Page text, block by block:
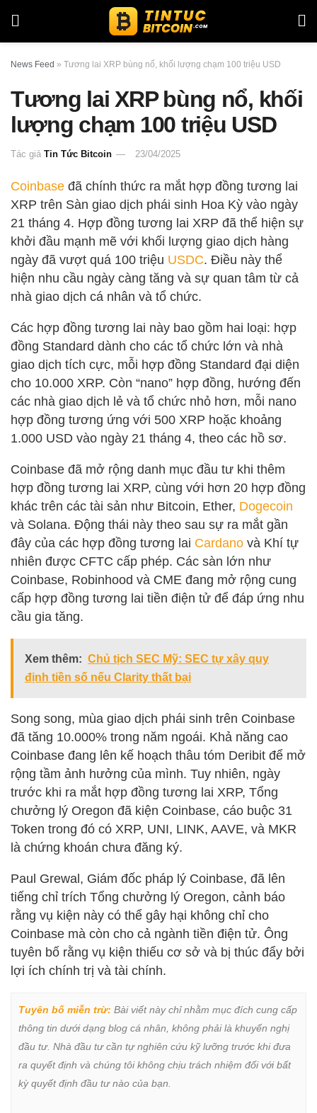
News Feed » Tương lai XRP bùng nổ, khối lượng chạm 100 triệu USD
Tương lai XRP bùng nổ, khối
lượng chạm 100 triệu USD
Tác giả Tin Tức Bitcoin 23/04/2025
Coinbase đã chính thức ra mắt hợp đồng tương lai
XRP trên Sàn giao dịch phái sinh Hoa Kỳ vào ngày
21 tháng 4. Hợp đồng tương lai XRP đã thể hiện sự
khởi đầu mạnh mẽ với khối lượng giao dịch hàng
ngày đã vượt quá 100 triệu USDC. Điều này thể
hiện nhu cầu ngày càng tăng và sự quan tâm từ cả
nhà giao dịch cá nhân và tổ chức.
Các hợp đồng tương lai này bao gồm hai loại: hợp
đồng Standard dành cho các tổ chức lớn và nhà
giao dịch tích cực, mỗi hợp đồng Standard đại diện
cho 10.000 XRP. Còn “nano” hợp đồng, hướng đến
các nhà giao dịch lẻ và tổ chức nhỏ hơn, mỗi nano
hợp đồng tương ứng với 500 XRP hoặc khoảng
1.000 USD vào ngày 21 tháng 4, theo các hồ sơ.
Coinbase đã mở rộng danh mục đầu tư khi thêm
hợp đồng tương lai XRP, cùng với hơn 20 hợp đồng
khác trên các tài sản như Bitcoin, Ether, Dogecoin
và Solana. Động thái này theo sau sự ra mắt gần
đây của các hợp đồng tương lai Cardano và Khí tự
nhiên được CFTC cấp phép. Các sàn lớn như
Coinbase, Robinhood và CME đang mở rộng cung
cấp hợp đồng tương lai tiền điện tử để đáp ứng nhu
cầu gia tăng.
Xem thêm: Chủ tịch SEC Mỹ: SEC tự xây quy
định tiền số nếu Clarity thất bại
Song song, mùa giao dịch phái sinh trên Coinbase
đã tăng 10.000% trong năm ngoái. Khả năng cao
Coinbase đang lên kế hoạch thâu tóm Deribit để mở
rộng tầm ảnh hưởng của mình. Tuy nhiên, ngày
trước khi ra mắt hợp đồng tương lai XRP, Tổng
chưởng lý Oregon đã kiện Coinbase, cáo buộc 31
Token trong đó có XRP, UNI, LINK, AAVE, và MKR
là chứng khoán chưa đăng ký.
Paul Grewal, Giám đốc pháp lý Coinbase, đã lên
tiếng chỉ trích Tổng chưởng lý Oregon, cảnh báo
rằng vụ kiện này có thể gây hại không chỉ cho
Coinbase mà còn cho cả ngành tiền điện tử. Ông
tuyên bố rằng vụ kiện thiếu cơ sở và bị thúc đẩy bởi
lợi ích chính trị và tài chính.
Tuyên bố miễn trừ: Bài viết này chỉ nhằm mục đích cung cấp
thông tin dưới dạng blog cá nhân, không phải là khuyến nghị
đầu tư. Nhà đầu tư cần tự nghiên cứu kỹ lưỡng trước khi đưa
ra quyết định và chúng tôi không chịu trách nhiệm đối với bất
kỳ quyết định đầu tư nào của bạn.